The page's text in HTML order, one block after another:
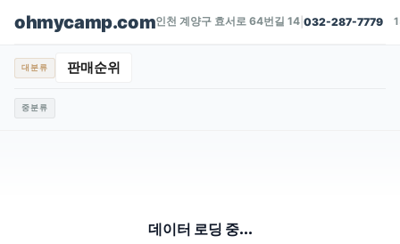
ohmycamp.com인천 계양구 효서로 64번길 14 |032-287-7779
대분류 판매순위
중분류
데이터 로딩 중...